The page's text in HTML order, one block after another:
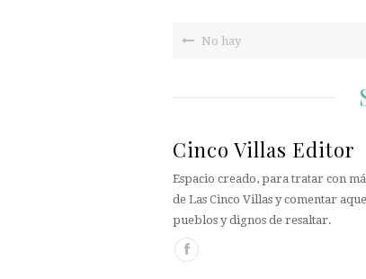
No hay
Cinco Villas Editor
Espacio creado, para tratar con
de Las Cinco Villas y comentar
pueblos y dignos de resaltar.